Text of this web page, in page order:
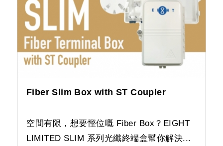
Fiber Slim Box with ST Coupler
空間有限，想要慳位嘅 Fiber Box？EIGHT
LIMITED SLIM 系列光纖終端盒幫你解決...